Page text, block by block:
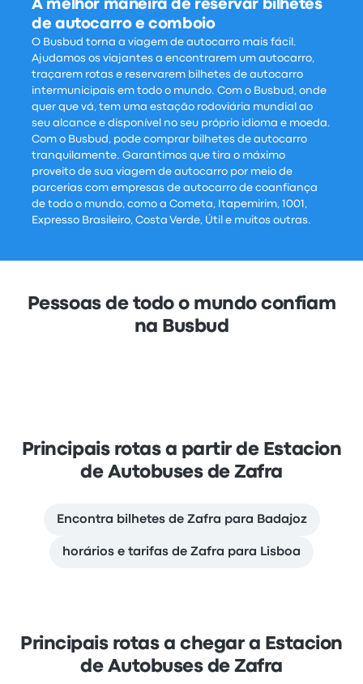
A melhor maneira de reservar bilhetes
de autocarro e comboio
O Busbud torna a viagem de autocarro mais fácil.
Ajudamos os viajantes a encontrarem um autocarro,
traçarem rotas e reservarem bilhetes de autocarro
intermunicipais em todo o mundo. Com o Busbud, onde
quer que vá, tem uma estação rodoviária mundial ao
seu alcance e disponível no seu próprio idioma e moeda.
Com o Busbud, pode comprar bilhetes de autocarro
tranquilamente. Garantimos que tira o máximo
proveito de sua viagem de autocarro por meio de
parcerias com empresas de autocarro de coanfiança
de todo o mundo, como a Cometa, Itapemirim, 1001,
Expresso Brasileiro, Costa Verde, Útil e muitos outras.
Pessoas de todo o mundo confiam
na Busbud
Principais rotas a partir de Estacion
de Autobuses de Zafra
Encontra bilhetes de Zafra para Badajoz
horários e tarifas de Zafra para Lisboa
Principais rotas a chegar a Estacion
de Autobuses de Zafra